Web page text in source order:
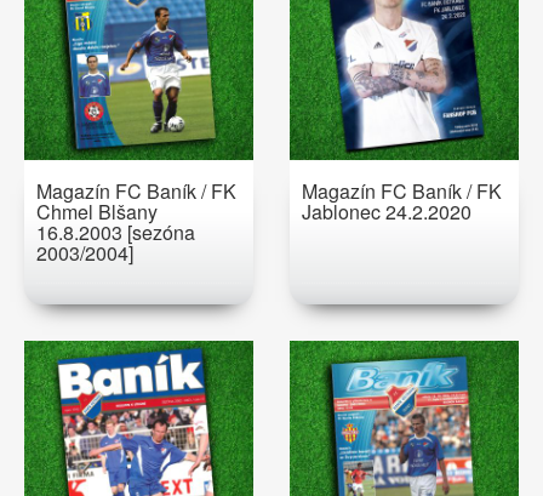
Magazín FC Baník / FK
Chmel Blšany
16.8.2003 [sezóna
2003/2004]
Magazín FC Baník / FK
Jablonec 24.2.2020